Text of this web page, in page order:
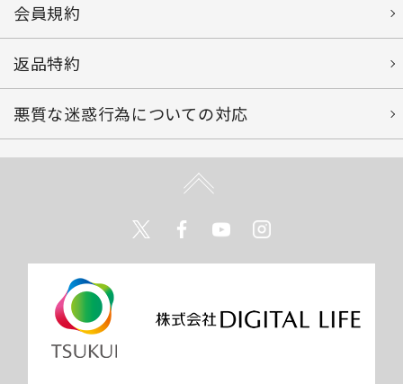
会員規約
返品特約
悪質な迷惑行為についての対応
TwitterFacebookYoutube